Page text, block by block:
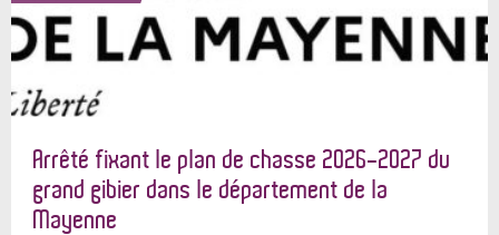
Arrêté fixant le plan de chasse 2026-2027 du
grand gibier dans le département de la
Mayenne